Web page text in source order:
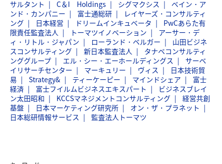
サルタント
C＆I Holdings シグマクシス
ベイン・ア
ンド・カンパニー
富士通総研
レイヤーズ・コンサルティ
ング
日本経営 ドリームインキュベータ
PwCあらた有
限責任監査法人
トーマツイノベーション
アーサー・デ
ィ・リトル・ジャパン
ローランド・ベルガー
山田ビジネ
スコンサルティング
新日本監査法人
タナベコンサルティ
ンググループ
エル・シー・エーホールディングス
サーベ
イリサーチセンター
マーキュリー ヴィス
日本技術貿
易
Strategy& ティーケーピー マインドシェア
富士
経済
富士フイルムビジネスエキスパート
ビジネスブレイ
ン太田昭和
KCCSマネジメントコンサルティング
経営共創
基盤
日本マーケティング研究所
オン・ザ・プラネット
日本総研情報サービス
監査法人トーマツ